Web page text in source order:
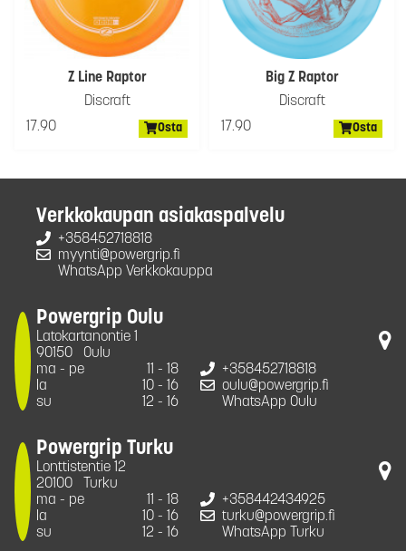
Z Line Raptor
Discraft
17.90
Osta
Big Z Raptor
Discraft
17.90
Osta
Verkkokaupan asiakaspalvelu
+358452718818
myynti@powergrip.fi
WhatsApp Verkkokauppa
Powergrip Oulu
Latokartanontie 1
90150
Oulu
ma - pe
11 - 18
la
10 - 16
su
12 - 16
+358452718818
oulu@powergrip.fi
WhatsApp Oulu
Powergrip Turku
Lonttistentie 12
20100
Turku
ma - pe
11 - 18
la
10 - 16
su
12 - 16
+358442434925
turku@powergrip.fi
WhatsApp Turku